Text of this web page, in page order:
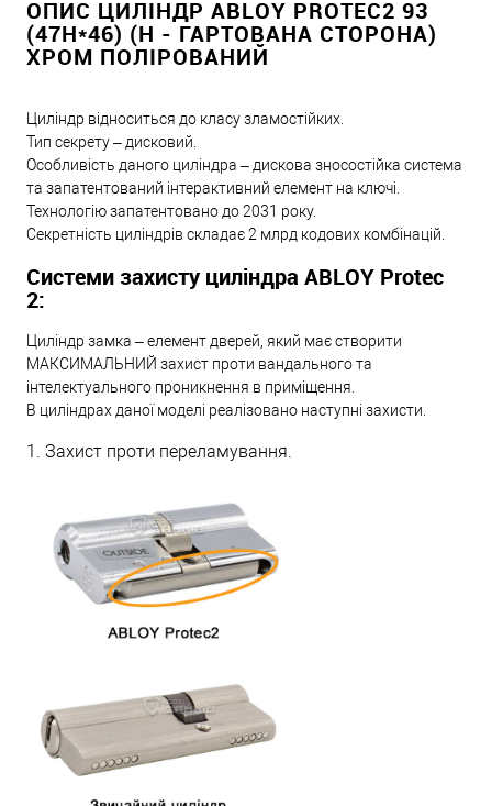
ОПИС ЦИЛІНДР ABLOY PROTEC2 93
(47H*46) (H - ГАРТОВАНА СТОРОНА)
ХРОМ ПОЛІРОВАНИЙ
Циліндр відноситься до класу зламостійких.
Тип секрету – дисковий.
Особливість даного циліндра – дискова зносостійка система
та запатентований інтерактивний елемент на ключі.
Технологію запатентовано до 2031 року.
Секретність циліндрів складає 2 млрд кодових комбінацій.
Системи захисту циліндра ABLOY Protec
2:
Циліндр замка – елемент дверей, який має створити
МАКСИМАЛЬНИЙ захист проти вандального та
інтелектуального проникнення в приміщення.
В циліндрах даної моделі реалізовано наступні захисти.
1. Захист проти переламування.